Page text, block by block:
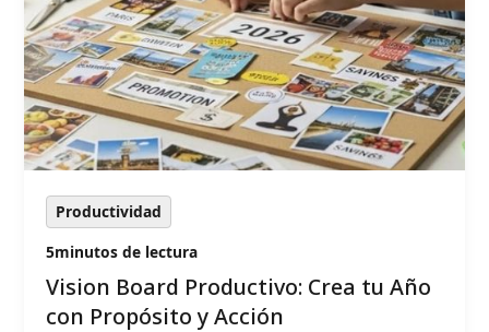
Productividad
5minutos de lectura
‍Vision Board Productivo: Crea tu Año
con Propósito y Acción